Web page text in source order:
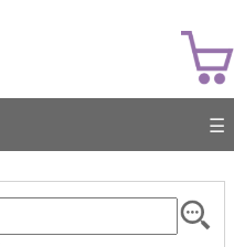
☰